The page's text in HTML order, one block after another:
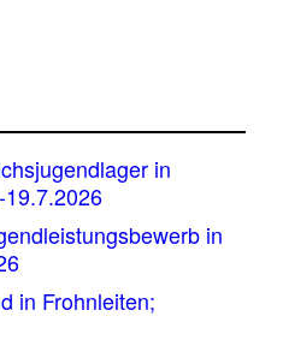
in
in
in Frohnleiten;